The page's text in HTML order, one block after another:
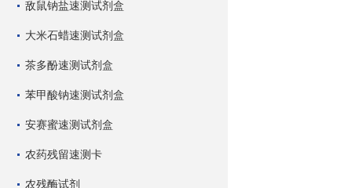
敌鼠钠盐速测试剂盒
大米石蜡速测试剂盒
茶多酚速测试剂盒
苯甲酸钠速测试剂盒
安赛蜜速测试剂盒
农药残留速测卡
农残酶试剂